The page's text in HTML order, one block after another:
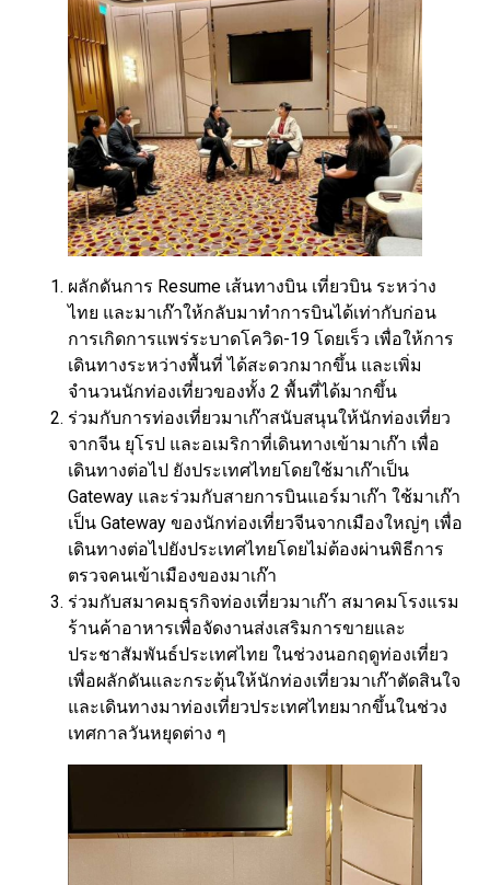
ผลักดันการ Resume เส้นทางบิน เที่ยวบิน ระหว่าง
ไทย และมาเก๊าให้กลับมาทำการบินได้เท่ากับก่อน
การเกิดการแพร่ระบาดโควิด-19 โดยเร็ว เพื่อให้การ
เดินทางระหว่างพื้นที่ ได้สะดวกมากขึ้น และเพิ่ม
จำนวนนักท่องเที่ยวของทั้ง 2 พื้นที่ได้มากขึ้น
ร่วมกับการท่องเที่ยวมาเก๊าสนับสนุนให้นักท่องเที่ยว
จากจีน ยุโรป และอเมริกาที่เดินทางเข้ามาเก๊า เพื่อ
เดินทางต่อไป ยังประเทศไทยโดยใช้มาเก๊าเป็น
Gateway และร่วมกับสายการบินแอร์มาเก๊า ใช้มาเก๊า
เป็น Gateway ของนักท่องเที่ยวจีนจากเมืองใหญ่ๆ เพื่อ
เดินทางต่อไปยังประเทศไทยโดยไม่ต้องผ่านพิธีการ
ตรวจคนเข้าเมืองของมาเก๊า
ร่วมกับสมาคมธุรกิจท่องเที่ยวมาเก๊า สมาคมโรงแรม
ร้านค้าอาหารเพื่อจัดงานส่งเสริมการขายและ
ประชาสัมพันธ์ประเทศไทย ในช่วงนอกฤดูท่องเที่ยว
เพื่อผลักดันและกระตุ้นให้นักท่องเที่ยวมาเก๊าตัดสินใจ
และเดินทางมาท่องเที่ยวประเทศไทยมากขึ้นในช่วง
เทศกาลวันหยุดต่าง ๆ